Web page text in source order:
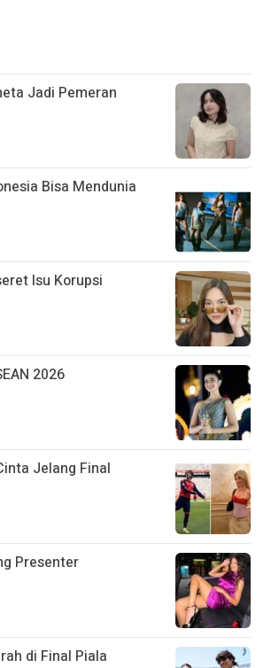
Jadi Pemeran
Bisa Mendunia
Isu Korupsi
2026
Jelang Final
Presenter
di Final Piala